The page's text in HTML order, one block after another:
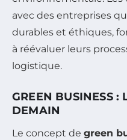
avec des entreprises
durables et éthiques,
à réévaluer leurs
logistique.
GREEN BUSINESS :
DEMAIN
Le concept de green